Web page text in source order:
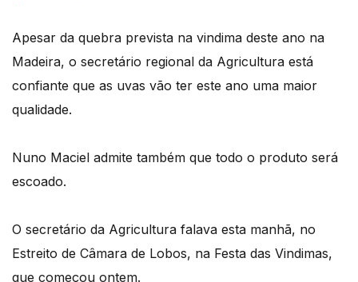
Apesar da quebra prevista na vindima deste ano na
Madeira, o secretário regional da Agricultura está
confiante que as uvas vão ter este ano uma maior
qualidade.
Nuno Maciel admite também que todo o produto será
escoado.
O secretário da Agricultura falava esta manhã, no
Estreito de Câmara de Lobos, na Festa das Vindimas,
que começou ontem.